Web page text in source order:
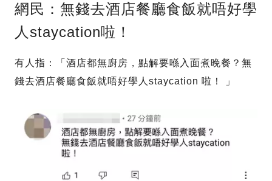
網民：無錢去酒店餐廳食飯就唔好學
人staycation啦！
有人指：「酒店都無廚房，點解要喺入面煮晚餐？無
錢去酒店餐廳食飯就唔好學人staycation 啦！ 」